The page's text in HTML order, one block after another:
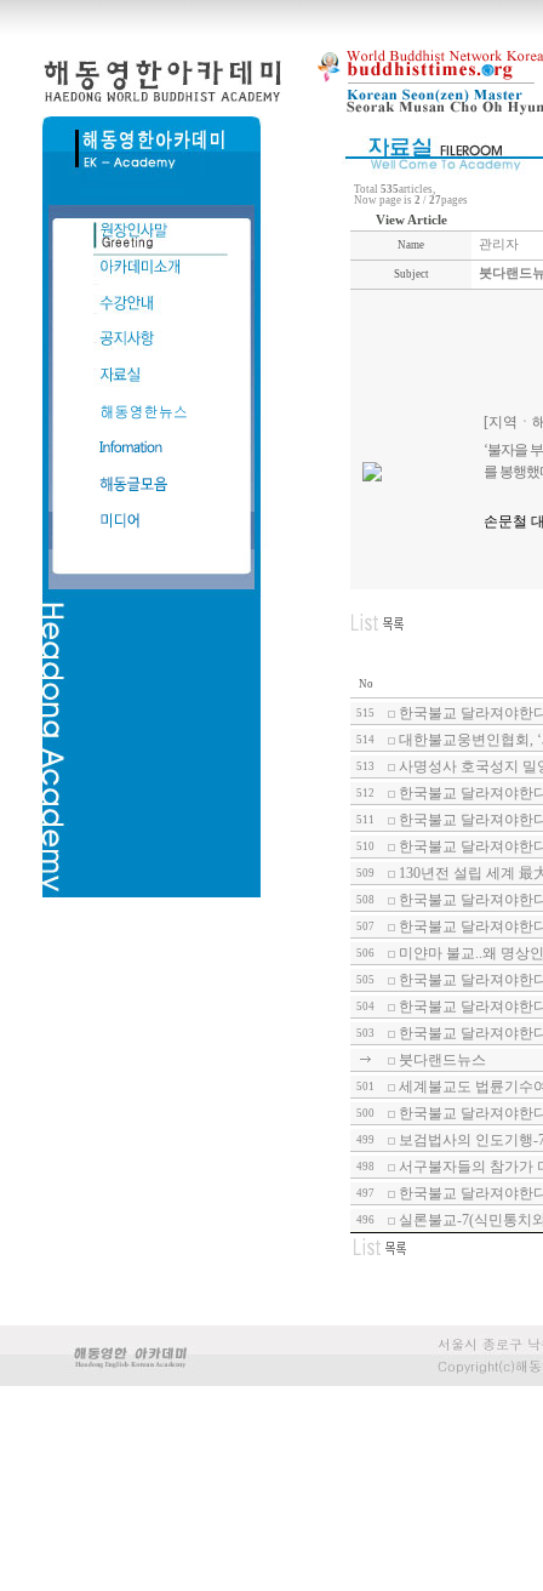
Total 535articles,
Now page is 2 / 27pages
View Article
Name 관리자
Subject 붓다랜드
[지역ㆍ
‘불자을
를 봉행
손문철
No
515 한국불교 달라져야한
514 대한불교웅변인협회,
513 사명성사 호국성지 밀
512 한국불교 달라져야한
511 한국불교 달라져야한
510 한국불교 달라져야한
509 130년전 설립 세계 最
508 한국불교 달라져야한
507 한국불교 달라져야한
506 미얀마 불교..왜 명상
505 한국불교 달라져야한
504 한국불교 달라져야한
503
한국불교 달라져야한
붓다랜드뉴스
501 세계불교도 법륜기수
500 한국불교 달라져야한
499 보검법사의 인도기행-
498 서구불자들의 참가가
497 한국불교 달라져야한
496 실론불교-7(식민통치